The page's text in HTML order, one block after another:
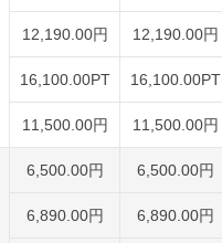
12,190.00円 12,190.00円
16,100.00PT 16,100.00PT
11,500.00円 11,500.00円
6,500.00円 6,500.00円
6,890.00円 6,890.00円